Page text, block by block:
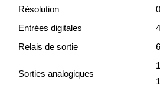
Résolution
Entrées digitales
Relais de sortie
Sorties analogiques